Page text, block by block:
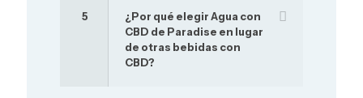
5
¿Por qué elegir Agua con
CBD de Paradise en lugar
de otras bebidas con
CBD?